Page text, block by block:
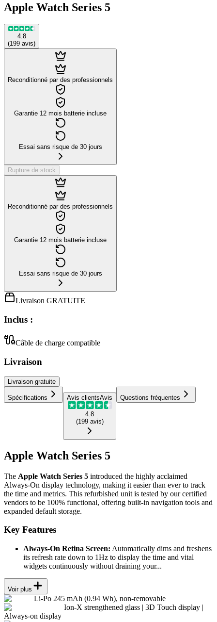
Apple Watch Series 5
4.8
(199 avis)
Reconditionné par des professionnels
Garantie 12 mois batterie incluse
Essai sans risque de 30 jours
Rupture de stock
Reconditionné par des professionnels
Garantie 12 mois batterie incluse
Essai sans risque de 30 jours
Livraison GRATUITE
Inclus :
Câble de charge compatible
Livraison
Livraison gratuite
Spécifications Avis clientsAvis
4.8
(199 avis)
Questions fréquentes
Apple Watch Series 5
The Apple Watch Series 5 introduced the highly acclaimed
Always-On display technology, making it easier than ever to track
the time and metrics. This refurbished unit is tested by our certified
vendors to be 100% functional, offering built-in navigation tools and
expanded default storage.
Key Features
Always-On Retina Screen: Automatically dims and freshens
its refresh rate down to 1Hz to display the time and vital
widgets continuously without draining your...
Voir plus
Li-Po 245 mAh (0.94 Wh), non-removable
Ion-X strengthened glass | 3D Touch display |
Always-on display